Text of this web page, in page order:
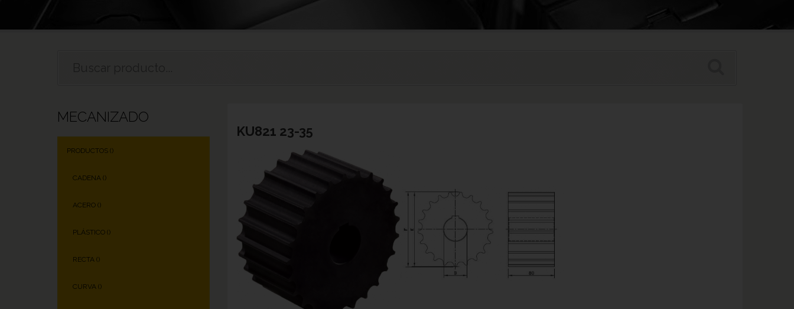
MECANIZADO
PRODUCTOS ()
CADENA ()
ACERO ()
PLÁSTICO ()
RECTA ()
CURVA ()
KU821 23-35